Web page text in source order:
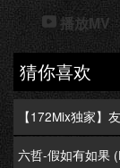
播放MV
猜你喜欢
【172Mix独家】
六哲-假如有如果